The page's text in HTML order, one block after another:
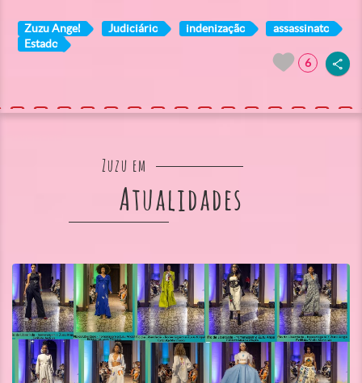
Zuzu Angel Judiciário indenização
assassinato
Estado
6
Zuzu em
Atualidades